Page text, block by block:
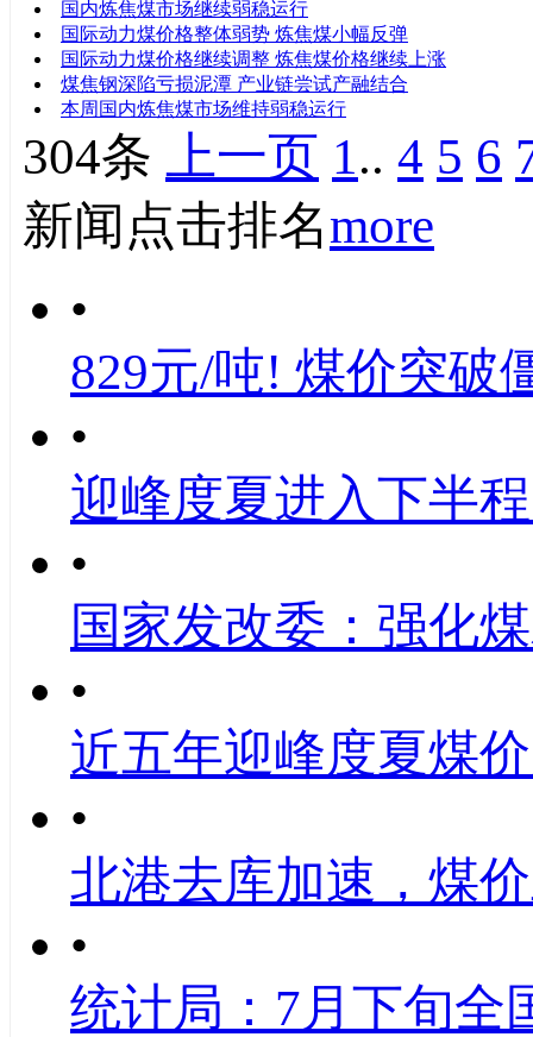
国内炼焦煤市场继续弱稳运行
国际动力煤价格整体弱势 炼焦煤小幅反弹
国际动力煤价格继续调整 炼焦煤价格继续上涨
煤焦钢深陷亏损泥潭 产业链尝试产融结合
本周国内炼焦煤市场维持弱稳运行
304条 上一页 1.. 4 5 6
新闻点击排名more
•
829元/吨! 煤价突破
•
迎峰度夏进入下半
•
国家发改委：强化
•
近五年迎峰度夏煤
•
北港去库加速，煤
•
统计局：7月下旬全